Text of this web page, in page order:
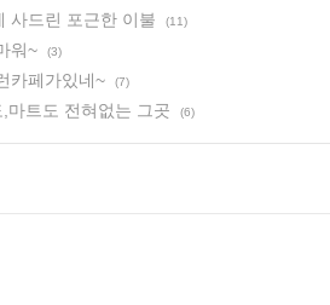
사드린 포근한 이불 (11)
워~ (3)
카페가있네~ (7)
마트도 전혀없는 그곳 (6)